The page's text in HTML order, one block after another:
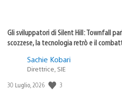
Gli sviluppatori di Silent Hill: Townfall
scozzese, la tecnologia retrò e il
Sachie Kobari
Direttrice, SIE
Data
30 Luglio, 2026 3